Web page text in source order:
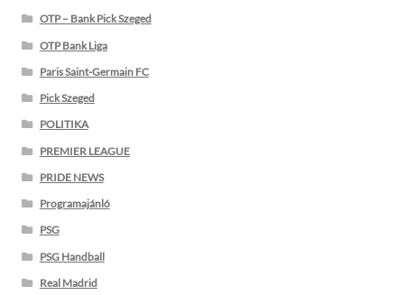
OTP – Bank Pick Szeged
OTP Bank Liga
Paris Saint-Germain FC
Pick Szeged
POLITIKA
PREMIER LEAGUE
PRIDE NEWS
Programajánló
PSG
PSG Handball
Real Madrid